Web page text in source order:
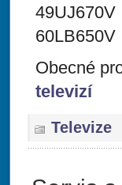
49UJ670V
Obecné
televizí
Televize